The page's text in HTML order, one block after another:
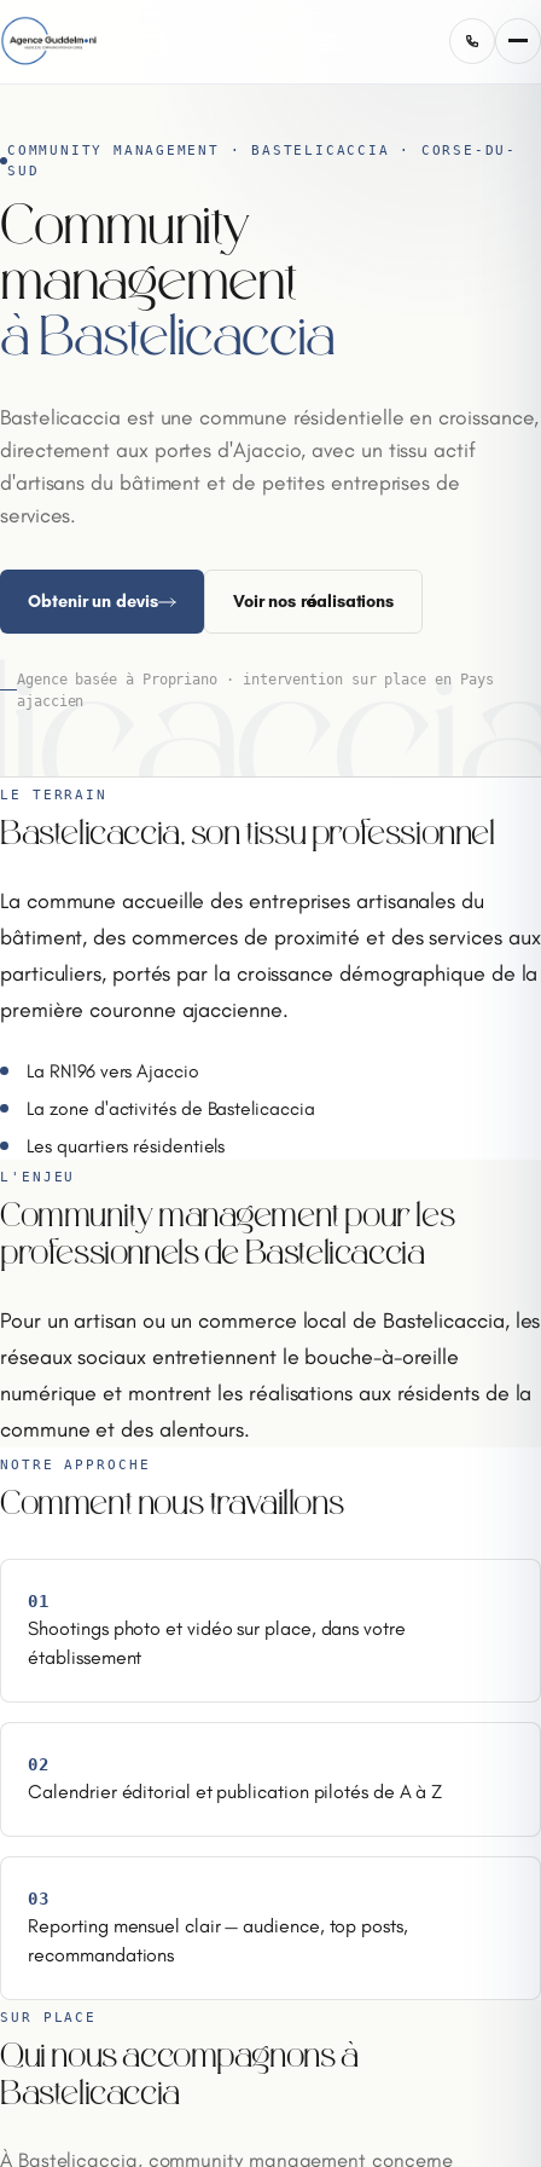
COMMUNITY MANAGEMENT · BASTELICACCIA · CORSE-DU-
SUD
Community
management
à Bastelicaccia
Bastelicaccia est une commune résidentielle en croissance,
directement aux portes d'Ajaccio, avec un tissu actif
d'artisans du bâtiment et de petites entreprises de
services.
Obtenir un devis Voir nos réalisations
Agence basée à Propriano · intervention sur place en Pays
ajaccien
LE TERRAIN
Bastelicaccia, son tissu professionnel
La commune accueille des entreprises artisanales du
bâtiment, des commerces de proximité et des services aux
particuliers, portés par la croissance démographique de la
première couronne ajaccienne.
La RN196 vers Ajaccio
La zone d'activités de Bastelicaccia
Les quartiers résidentiels
L'ENJEU
Community management pour les
professionnels de Bastelicaccia
Pour un artisan ou un commerce local de Bastelicaccia, les
réseaux sociaux entretiennent le bouche-à-oreille
numérique et montrent les réalisations aux résidents de la
commune et des alentours.
NOTRE APPROCHE
Comment nous travaillons
01
Shootings photo et vidéo sur place, dans votre
établissement
02
Calendrier éditorial et publication pilotés de A à Z
03
Reporting mensuel clair — audience, top posts,
recommandations
SUR PLACE
Qui nous accompagnons à
Bastelicaccia
À Bastelicaccia, community management concerne